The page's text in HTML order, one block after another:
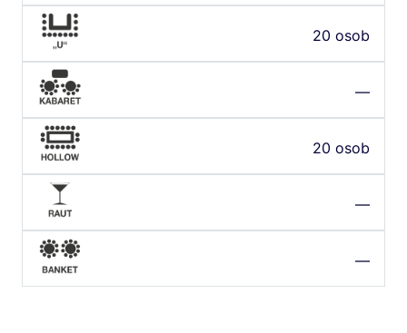
20 osob
—
20 osob
—
—